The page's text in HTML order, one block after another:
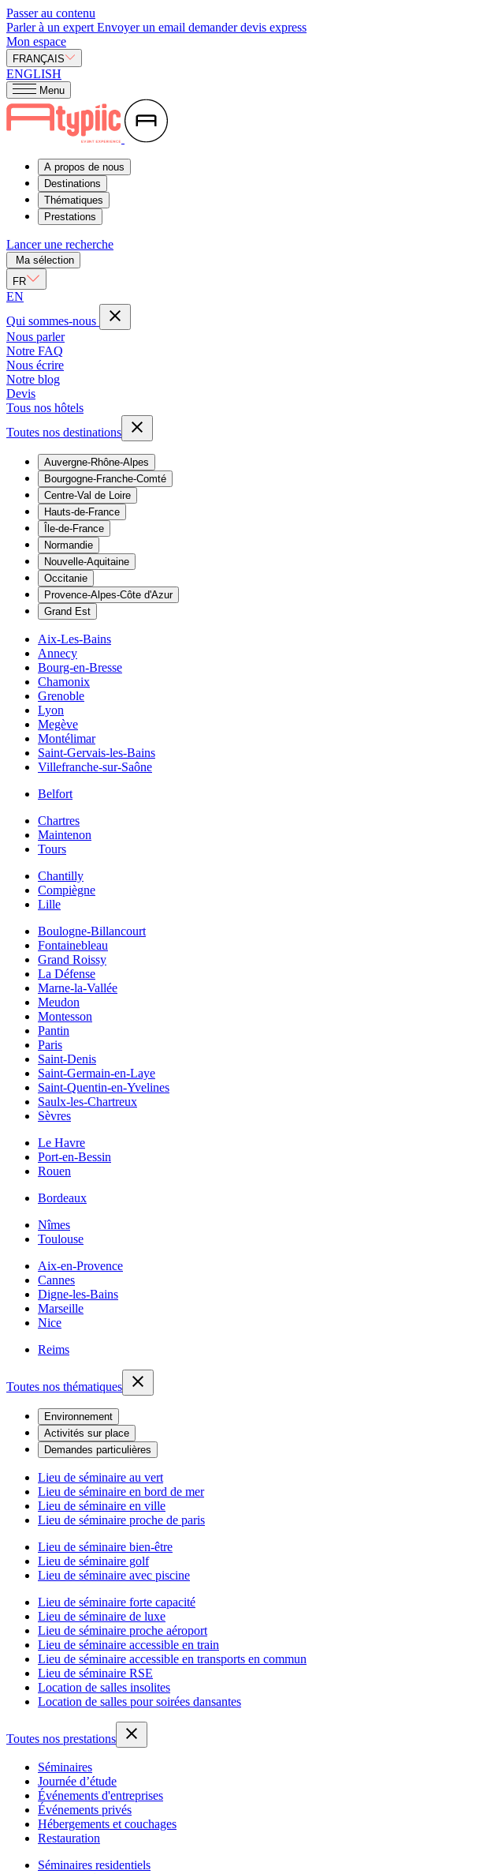
Passer au contenu
Parler à un expert Envoyer un email demander devis express
Mon espace
FRANÇAIS
ENGLISH
Menu
A propos de nous
Destinations
Thématiques
Prestations
Lancer une recherche
Ma sélection
FR
EN
Qui sommes-nous
Nous parler
Notre FAQ
Nous écrire
Notre blog
Devis
Tous nos hôtels
Toutes nos destinations
Auvergne-Rhône-Alpes
Bourgogne-Franche-Comté
Centre-Val de Loire
Hauts-de-France
Île-de-France
Normandie
Nouvelle-Aquitaine
Occitanie
Provence-Alpes-Côte d'Azur
Grand Est
Aix-Les-Bains
Annecy
Bourg-en-Bresse
Chamonix
Grenoble
Lyon
Megève
Montélimar
Saint-Gervais-les-Bains
Villefranche-sur-Saône
Belfort
Chartres
Maintenon
Tours
Chantilly
Compiègne
Lille
Boulogne-Billancourt
Fontainebleau
Grand Roissy
La Défense
Marne-la-Vallée
Meudon
Montesson
Pantin
Paris
Saint-Denis
Saint-Germain-en-Laye
Saint-Quentin-en-Yvelines
Saulx-les-Chartreux
Sèvres
Le Havre
Port-en-Bessin
Rouen
Bordeaux
Nîmes
Toulouse
Aix-en-Provence
Cannes
Digne-les-Bains
Marseille
Nice
Reims
Toutes nos thématiques
Environnement
Activités sur place
Demandes particulières
Lieu de séminaire au vert
Lieu de séminaire en bord de mer
Lieu de séminaire en ville
Lieu de séminaire proche de paris
Lieu de séminaire bien-être
Lieu de séminaire golf
Lieu de séminaire avec piscine
Lieu de séminaire forte capacité
Lieu de séminaire de luxe
Lieu de séminaire proche aéroport
Lieu de séminaire accessible en train
Lieu de séminaire accessible en transports en commun
Lieu de séminaire RSE
Location de salles insolites
Location de salles pour soirées dansantes
Toutes nos prestations
Séminaires
Journée d’étude
Événements d'entreprises
Événements privés
Hébergements et couchages
Restauration
Séminaires residentiels